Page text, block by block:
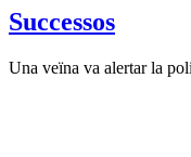
Successos
Una veïna va alertar la